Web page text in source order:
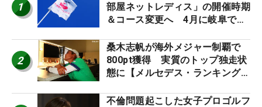
1
部屋ネットレディス」の開催時期
＆コース変更へ 4月に岐阜で開
2
桑木志帆が海外メジャー制覇で
800pt獲得 実質のトップ独走状
態に【メルセデス・ランキング番
不倫問題起こした女子プロゴルフ